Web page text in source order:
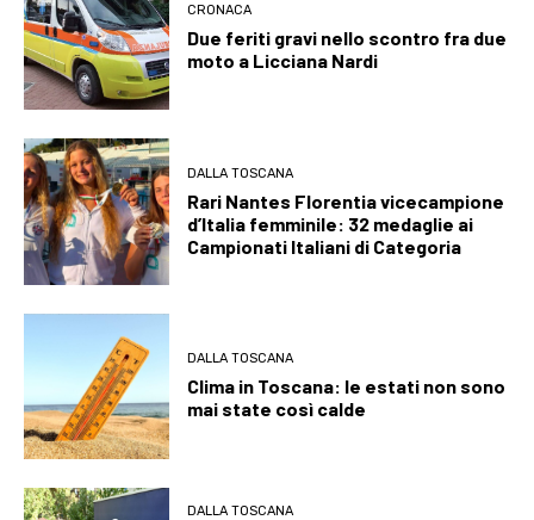
CRONACA
Due feriti gravi nello scontro fra due
moto a Licciana Nardi
DALLA TOSCANA
Rari Nantes Florentia vicecampione
d’Italia femminile: 32 medaglie ai
Campionati Italiani di Categoria
DALLA TOSCANA
Clima in Toscana: le estati non sono
mai state così calde
DALLA TOSCANA